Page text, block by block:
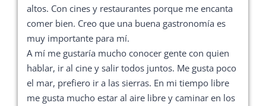
altos. Con cines y restaurantes porque me encanta
comer bien. Creo que una buena gastronomía es
muy importante para mí.
A mí me gustaría mucho conocer gente con quien
hablar, ir al cine y salir todos juntos. Me gusta poco
el mar, prefiero ir a las sierras. En mi tiempo libre
me gusta mucho estar al aire libre y caminar en los